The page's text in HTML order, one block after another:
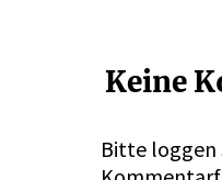
Keine
Bitte loggen